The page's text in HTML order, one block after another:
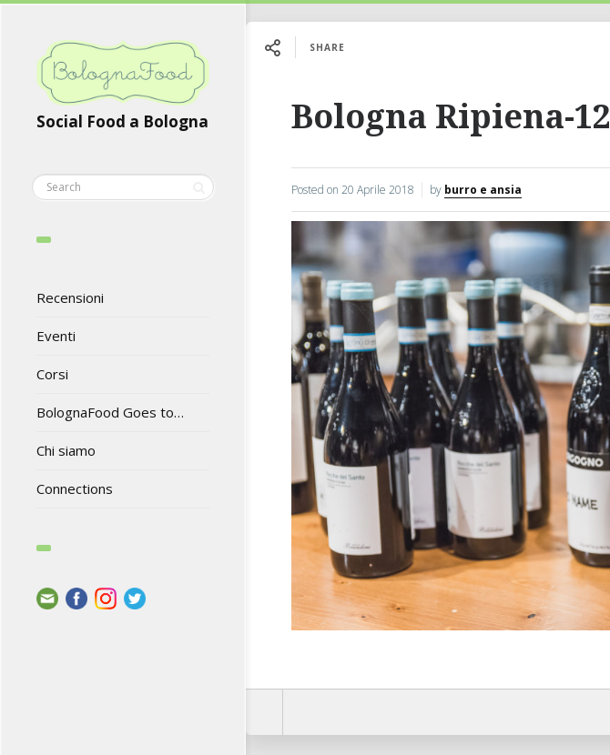
Social Food a Bologna
Recensioni
Eventi
Corsi
BolognaFood Goes to…
Chi siamo
Connections
SHARE
Bologna Ripiena-12
Posted on 20 Aprile 2018 by burro e ansia